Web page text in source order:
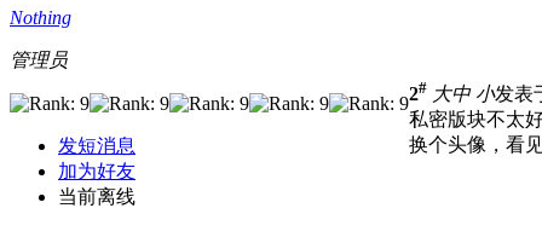
Nothing
管理员
发短消息
加为好友
当前离线
2# 大中 小发表
私密版块不太
换个头像，看